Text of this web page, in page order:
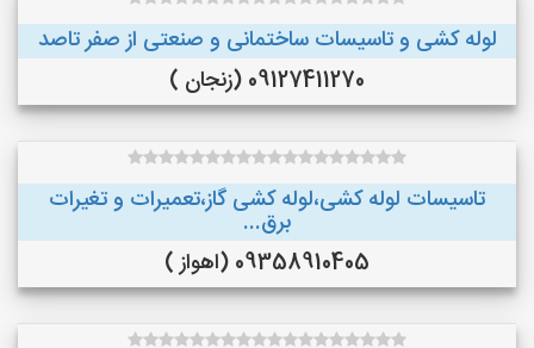
لوله کشی و تاسیسات ساختمانی و صنعتی از صفر تاصد
09127411270 (زنجان )
تاسیسات لوله کشی،لوله کشی گاز،تعمیرات و تغیرات
برق...
09358910405 (اهواز )